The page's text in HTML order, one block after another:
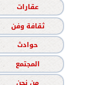
عقارات
ثقافة وفن
حوادث
المجتمع